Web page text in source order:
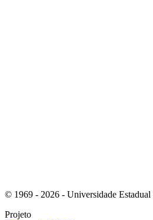
© 1969 - 2026 - Universidade Estadual
Projeto